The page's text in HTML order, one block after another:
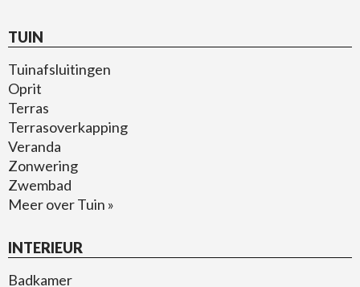
TUIN
Tuinafsluitingen
Oprit
Terras
Terrasoverkapping
Veranda
Zonwering
Zwembad
Meer over Tuin »
INTERIEUR
Badkamer